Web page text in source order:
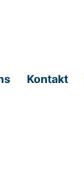
Kontakt